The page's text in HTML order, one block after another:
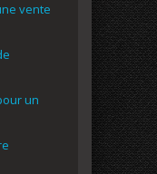
vente
un